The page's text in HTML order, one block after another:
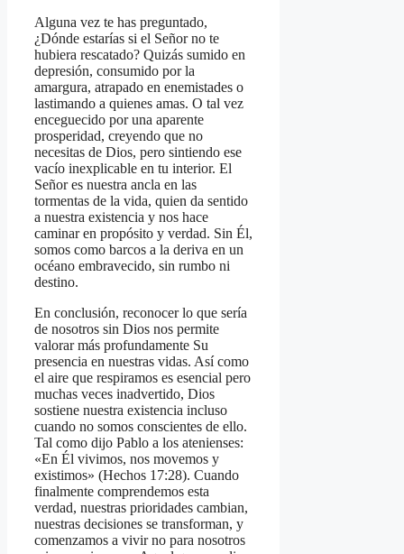
Alguna vez te has preguntado,
¿Dónde estarías si el Señor no te
hubiera rescatado? Quizás sumido en
depresión, consumido por la
amargura, atrapado en enemistades o
lastimando a quienes amas. O tal vez
enceguecido por una aparente
prosperidad, creyendo que no
necesitas de Dios, pero sintiendo ese
vacío inexplicable en tu interior. El
Señor es nuestra ancla en las
tormentas de la vida, quien da sentido
a nuestra existencia y nos hace
caminar en propósito y verdad. Sin Él,
somos como barcos a la deriva en un
océano embravecido, sin rumbo ni
destino.
En conclusión, reconocer lo que sería
de nosotros sin Dios nos permite
valorar más profundamente Su
presencia en nuestras vidas. Así como
el aire que respiramos es esencial pero
muchas veces inadvertido, Dios
sostiene nuestra existencia incluso
cuando no somos conscientes de ello.
Tal como dijo Pablo a los atenienses:
«En Él vivimos, nos movemos y
existimos» (Hechos 17:28). Cuando
finalmente comprendemos esta
verdad, nuestras prioridades cambian,
nuestras decisiones se transforman, y
comenzamos a vivir no para nosotros